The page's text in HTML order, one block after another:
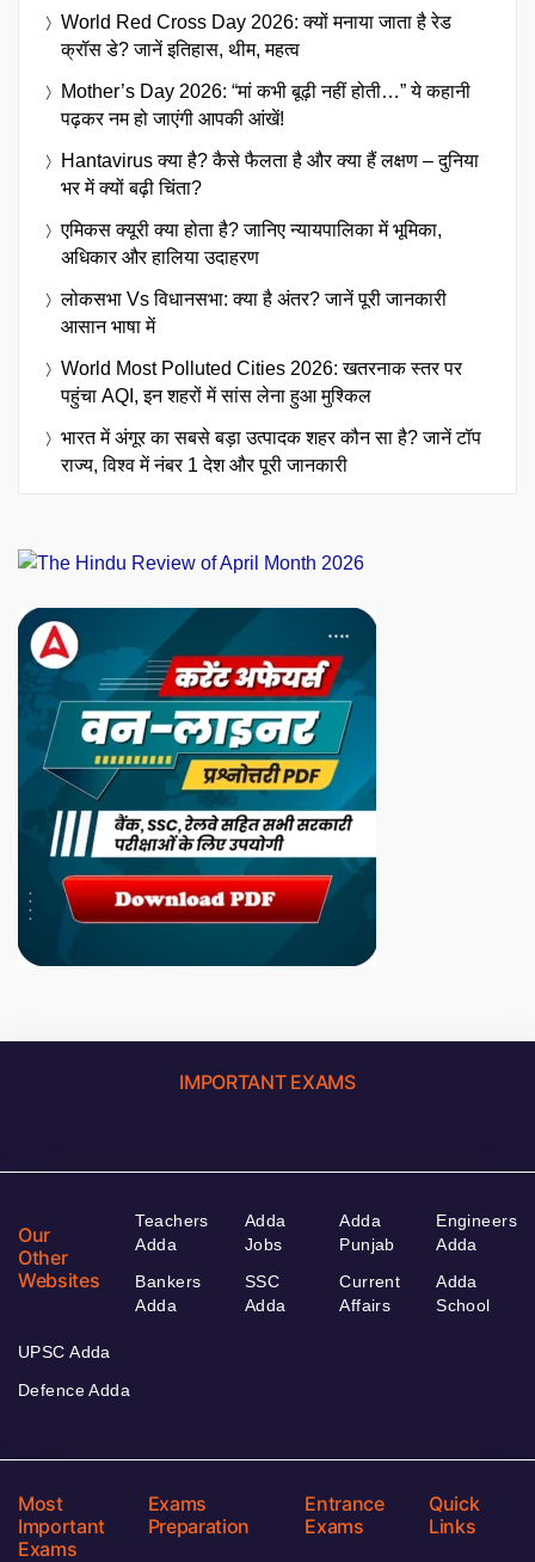
World Red Cross Day 2026: क्यों मनाया जाता है रेड
क्रॉस डे? जानें इतिहास, थीम, महत्व
Mother’s Day 2026: “मां कभी बूढ़ी नहीं होती…” ये कहानी
पढ़कर नम हो जाएंगी आपकी आंखें!
Hantavirus क्या है? कैसे फैलता है और क्या हैं लक्षण – दुनिया
भर में क्यों बढ़ी चिंता?
एमिकस क्यूरी क्या होता है? जानिए न्यायपालिका में भूमिका,
अधिकार और हालिया उदाहरण
लोकसभा Vs विधानसभा: क्या है अंतर? जानें पूरी जानकारी
आसान भाषा में
World Most Polluted Cities 2026: खतरनाक स्तर पर
पहुंचा AQI, इन शहरों में सांस लेना हुआ मुश्किल
भारत में अंगूर का सबसे बड़ा उत्पादक शहर कौन सा है? जानें टॉप
राज्य, विश्व में नंबर 1 देश और पूरी जानकारी
IMPORTANT EXAMS
Our
Other
Websites
Teachers
Adda
Bankers
Adda
Adda
Jobs
SSC
Adda
Adda
Punjab
Current
Affairs
Engineers
Adda
Adda
School
UPSC Adda
Defence Adda
Most
Important
Exams
Exams
Preparation
Entrance
Exams
Quick
Links